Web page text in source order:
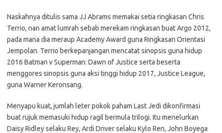
Naskahnya ditulis sama JJ Abrams memakai setia ringkasan Chris
Terrio, nan amat lumrah sebab merekam ringkasan buat Argo 2012,
pada mana dia meraup Academy Award guna Ringkasan Orientasi
Jempolan. Terrio berkepanjangan mencatat sinopsis guna hidup
2016 Batman v Superman: Dawn of Justice serta beserta
menggores sinopsis guna aksi tinggi hidup 2017, Justice League,
guna Warner Keronsang.
Menyapu kuat, jumlah leter pokok paham Last Jedi dikonfirmasi
buat rujuk memasuki hidup ragil bermula trilogi. Itu menelurkan
Daisy Ridley selaku Rey, Ardi Driver selaku Kylo Ren, John Boyega